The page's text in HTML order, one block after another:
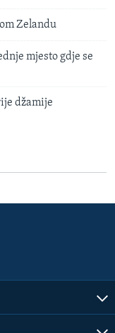
Zelandu
mjesto gdje se
džamije